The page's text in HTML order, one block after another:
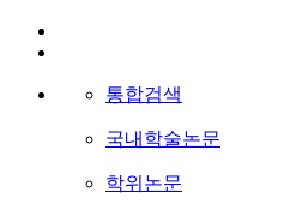
통합검색
국내학술논문
학위논문